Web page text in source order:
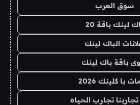
سوق العرب
لينك باقة 20
الباك لينك
باقة باك لينك
با كلينك 2026
تجارب الحياه